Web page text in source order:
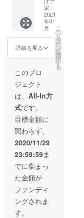
☆まめ
ふくレ
モン
シャー
プペン2
本 ☆ま
きなヌ
ノブク
ロ1枚
☆パン
屋さん
パンダ
の手作
りがま
口１つ
外側の
色はグ
レー、
ピン
ク、黄
色、水
色のど
れかに
なりま
餃子30
個、
チーズ
餃子30
個、し
そ餃子
30個、
リッチ
ガー
リック
30個、
プレー
ン50
個） ☆
ミヤコ
パンダ
クリア
ファイ
ル6枚
☆まめ
ふく
ボール
ペン3本
☆まめ
ふくレ
モン
定：
2021
年01
月
詳細を見る
こ
の
リ
タ
ー
ン
を
選
択
す
る
このプロ
ジェクト
は、 All-In方
式です。
目標金額に
関わらず、
2020/11/29
23:59:59ま
でに集まっ
た金額が
ファンディ
ングされま
す。